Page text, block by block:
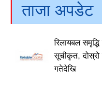
ताजा अपडेट
रिलायबल
सूचीकृत, दोस्रो
गतेदेखि